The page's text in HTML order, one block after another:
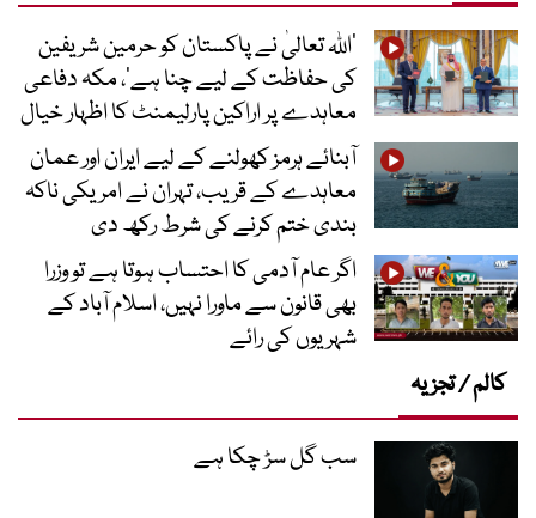
’اللہ تعالیٰ نے پاکستان کو حرمین شریفین
کی حفاظت کے لیے چنا ہے‘، مکہ دفاعی
معاہدے پر اراکین پارلیمنٹ کا اظہار خیال
آبنائے ہرمز کھولنے کے لیے ایران اور عمان
معاہدے کے قریب، تہران نے امریکی ناکہ
بندی ختم کرنے کی شرط رکھ دی
اگر عام آدمی کا احتساب ہوتا ہے تو وزرا
بھی قانون سے ماورا نہیں، اسلام آباد کے
شہریوں کی رائے
کالم / تجزیہ
سب گل سڑ چکا ہے